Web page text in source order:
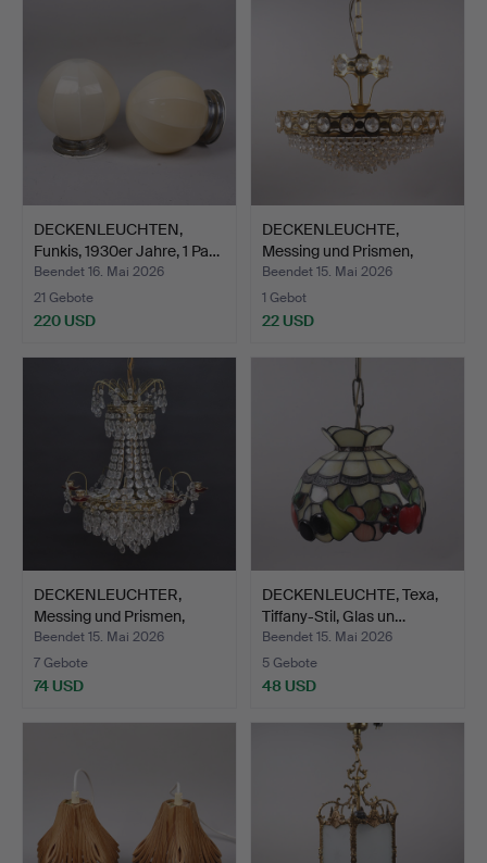
DECKENLEUCHTEN,
Funkis, 1930er Jahre, 1 Pa…
Beendet 16. Mai 2026
21 Gebote
220 USD
DECKENLEUCHTE,
Messing und Prismen,
zweite…
Beendet 15. Mai 2026
1 Gebot
22 USD
DECKENLEUCHTER,
Messing und Prismen,
Mitte…
Beendet 15. Mai 2026
7 Gebote
74 USD
DECKENLEUCHTE, Texa,
Tiffany-Stil, Glas un…
Beendet 15. Mai 2026
5 Gebote
48 USD